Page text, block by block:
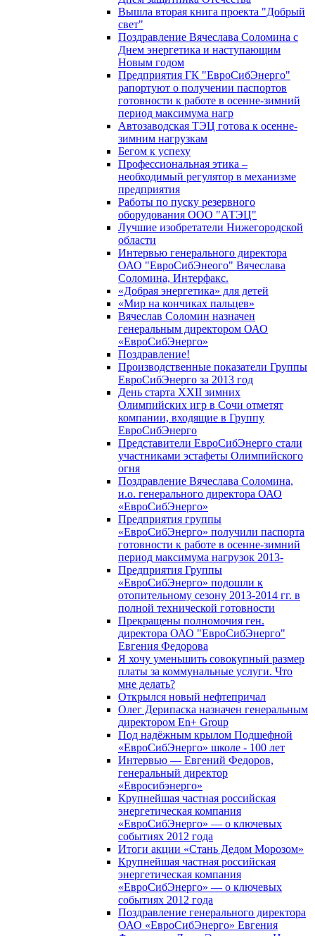
Вышла вторая книга проекта "Добрый
свет"
Поздравление Вячеслава Соломина с
Днем энергетика и наступающим
Новым годом
Предприятия ГК "ЕвроСибЭнерго"
рапортуют о получении паспортов
готовности к работе в осенне-зимний
период максимума нагр
Автозаводская ТЭЦ готова к осенне-
зимним нагрузкам
Бегом к успеху
Профессиональная этика –
необходимый регулятор в механизме
предприятия
Работы по пуску резервного
оборудования ООО "АТЭЦ"
Лучшие изобретатели Нижегородской
области
Интервью генерального директора
ОАО "ЕвроСибЭнеого" Вячеслава
Соломина, Интерфакс.
«Добрая энергетика» для детей
«Мир на кончиках пальцев»
Вячеслав Соломин назначен
генеральным директором ОАО
«ЕвроСибЭнерго»
Поздравление!
Производственные показатели Группы
ЕвроСибЭнерго за 2013 год
День старта XXII зимних
Олимпийских игр в Сочи отметят
компании, входящие в Группу
ЕвроСибЭнерго
Представители ЕвроСибЭнерго стали
участниками эстафеты Олимпийского
огня
Поздравление Вячеслава Соломина,
и.о. генерального директора ОАО
«ЕвроСибЭнерго»
Предприятия группы
«ЕвроСибЭнерго» получили паспорта
готовности к работе в осенне-зимний
период максимума нагрузок 2013-
Предприятия Группы
«ЕвроСибЭнерго» подошли к
отопительному сезону 2013-2014 гг. в
полной технической готовности
Прекращены полномочия ген.
директора ОАО "ЕвроСибЭнерго"
Евгения Федорова
Я хочу уменьшить совокупный размер
платы за коммунальные услуги. Что
мне делать?
Открылся новый нефтепричал
Олег Дерипаска назначен генеральным
директором En+ Group
Под надёжным крылом Подшефной
«ЕвроСибЭнерго» школе - 100 лет
Интервью — Евгений Федоров,
генеральный директор
«Евросибэнерго»
Крупнейшая частная российская
энергетическая компания
«ЕвроСибЭнерго» — о ключевых
событиях 2012 года
Итоги акции «Стань Дедом Морозом»
Крупнейшая частная российская
энергетическая компания
«ЕвроСибЭнерго» — о ключевых
событиях 2012 года
Поздравление генерального директора
ОАО «ЕвроСибЭнерго» Евгения